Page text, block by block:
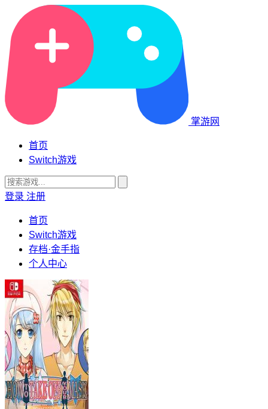
掌游网
首页
Switch游戏
登录 注册
首页
Switch游戏
存档·金手指
个人中心